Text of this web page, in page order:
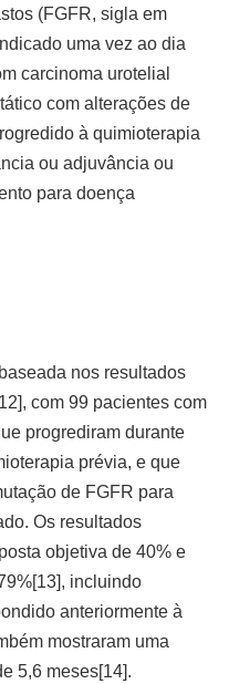
(FGFR, sigla em
uma vez ao dia
carcinoma urotelial
com alterações de
à quimioterapia
ou adjuvância ou
para doença
nos resultados
com 99 pacientes com
progrediram durante
prévia, e que
de FGFR para
Os resultados
objetiva de 40% e
incluindo
anteriormente à
mostraram uma
5,6 meses[14].